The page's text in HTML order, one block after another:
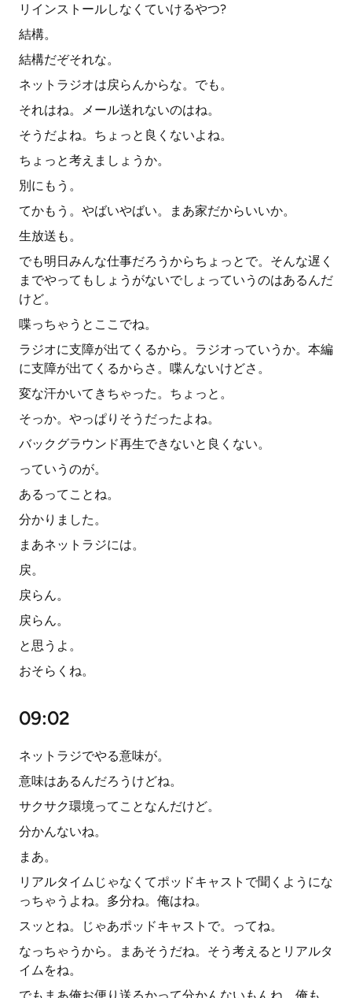
リインストールしなくていけるやつ?
結構。
結構だぞそれな。
ネットラジオは戻らんからな。でも。
それはね。メール送れないのはね。
そうだよね。ちょっと良くないよね。
ちょっと考えましょうか。
別にもう。
てかもう。やばいやばい。まあ家だからいいか。
生放送も。
でも明日みんな仕事だろうからちょっとで。そんな遅く
までやってもしょうがないでしょっていうのはあるんだ
けど。
喋っちゃうとここでね。
ラジオに支障が出てくるから。ラジオっていうか。本編
に支障が出てくるからさ。喋んないけどさ。
変な汗かいてきちゃった。ちょっと。
そっか。やっぱりそうだったよね。
バックグラウンド再生できないと良くない。
っていうのが。
あるってことね。
分かりました。
まあネットラジには。
戻。
戻らん。
戻らん。
と思うよ。
おそらくね。
09:02
ネットラジでやる意味が。
意味はあるんだろうけどね。
サクサク環境ってことなんだけど。
分かんないね。
まあ。
リアルタイムじゃなくてポッドキャストで聞くようにな
っちゃうよね。多分ね。俺はね。
スッとね。じゃあポッドキャストで。ってね。
なっちゃうから。まあそうだね。そう考えるとリアルタ
イムをね。